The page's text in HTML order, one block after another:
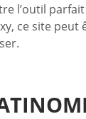
l’outil
ce site